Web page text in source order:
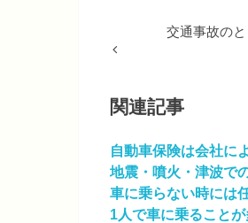
交通事故の
関連記事
自動車保険は会社に
地震・噴火・津波で
車に乗らない時には
1人で車に乗ること